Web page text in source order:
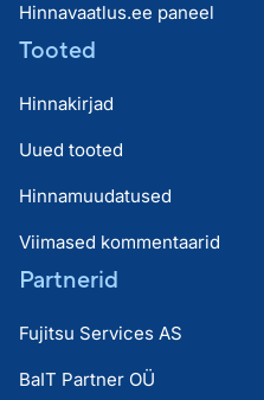
Hinnavaatlus.ee paneel
Tooted
Hinnakirjad
Uued tooted
Hinnamuudatused
Viimased kommentaarid
Partnerid
Fujitsu Services AS
BaIT Partner OÜ